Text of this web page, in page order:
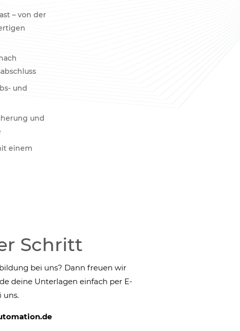
– von der
und
und
einem
Schritt
bei uns? Dann freuen wir
deine Unterlagen einfach per E-
uns.